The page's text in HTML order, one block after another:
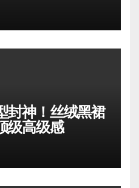
封神！丝绒黑裙
级高级感